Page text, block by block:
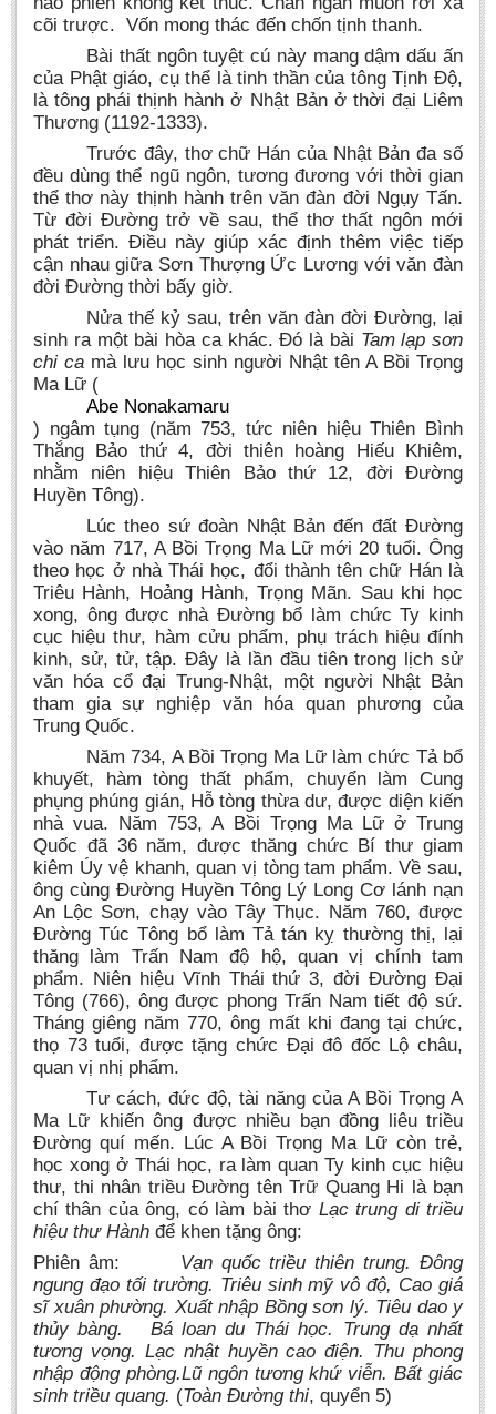
cõi trược. Vốn mong thác đến chốn tịnh thanh.
Bài thất ngôn tuyệt cú này mang dậm dấu ấn
của Phật giáo, cụ thể là tinh thần của tông Tịnh Độ,
là tông phái thịnh hành ở Nhật Bản ở thời đại Liêm
Thương (1192-1333).
Trước đây, thơ chữ Hán của Nhật Bản đa số
đều dùng thể ngũ ngôn, tương đương với thời gian
thể thơ này thịnh hành trên văn đàn đời Ngụy Tấn.
Từ đời Đường trở về sau, thể thơ thất ngôn mới
phát triển. Điều này giúp xác định thêm việc tiếp
cận nhau giữa Sơn Thượng Ức Lương với văn đàn
đời Đường thời bấy giờ.
Nửa thế kỷ sau, trên văn đàn đời Đường, lại
sinh ra một bài hòa ca khác. Đó là bài Tam lạp sơn
chi ca mà lưu học sinh người Nhật tên A Bồi Trọng
Ma Lữ (
Abe Nonakamaru
) ngâm tụng (năm 753, tức niên hiệu Thiên Bình
Thắng Bảo thứ 4, đời thiên hoàng Hiếu Khiêm,
nhằm niên hiệu Thiên Bảo thứ 12, đời Đường
Huyền Tông).
Lúc theo sứ đoàn Nhật Bản đến đất Đường
vào năm 717, A Bồi Trọng Ma Lữ mới 20 tuổi. Ông
theo học ở nhà Thái học, đổi thành tên chữ Hán là
Triêu Hành, Hoảng Hành, Trọng Mãn. Sau khi học
xong, ông được nhà Đường bổ làm chức Ty kinh
cục hiệu thư, hàm cửu phẩm, phụ trách hiệu đính
kinh, sử, tử, tập. Đây là lần đầu tiên trong lịch sử
văn hóa cổ đại Trung-Nhật, một người Nhật Bản
tham gia sự nghiệp văn hóa quan phương của
Trung Quốc.
Năm 734, A Bồi Trọng Ma Lữ làm chức Tả bổ
khuyết, hàm tòng thất phẩm, chuyển làm Cung
phụng phúng gián, Hỗ tòng thừa dư, được diện kiến
nhà vua. Năm 753, A Bồi Trọng Ma Lữ ở Trung
Quốc đã 36 năm, được thăng chức Bí thư giam
kiêm Úy vệ khanh, quan vị tòng tam phẩm. Về sau,
ông cùng Đường Huyền Tông Lý Long Cơ lánh nạn
An Lộc Sơn, chạy vào Tây Thục. Năm 760, được
Đường Túc Tông bổ làm Tả tán kỵ thường thị, lại
thăng làm Trấn Nam độ hộ, quan vị chính tam
phẩm. Niên hiệu Vĩnh Thái thứ 3, đời Đường Đại
Tông (766), ông được phong Trấn Nam tiết độ sứ.
Tháng giêng năm 770, ông mất khi đang tại chức,
thọ 73 tuổi, được tặng chức Đại đô đốc Lộ châu,
quan vị nhị phẩm.
Tư cách, đức độ, tài năng của A Bồi Trọng A
Ma Lữ khiến ông được nhiều bạn đồng liêu triều
Đường quí mến. Lúc A Bồi Trọng Ma Lữ còn trẻ,
học xong ở Thái học, ra làm quan Ty kinh cục hiệu
thư, thi nhân triều Đường tên Trữ Quang Hi là bạn
chí thân của ông, có làm bài thơ Lạc trung di triều
hiệu thư Hành để khen tặng ông:
Phiên âm: Vạn quốc triều thiên trung. Đông
ngung đạo tối trường. Triêu sinh mỹ vô độ, Cao giá
sĩ xuân phường. Xuất nhập Bồng sơn lý. Tiêu dao y
thủy bàng. Bá loan du Thái học. Trung dạ nhất
tương vọng. Lạc nhật huyền cao điện. Thu phong
nhập động phòng.Lũ ngôn tương khứ viễn. Bất giác
sinh triều quang. (Toàn Đường thi, quyển 5)